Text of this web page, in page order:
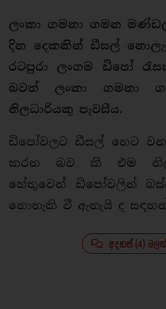
ලංකා ගමනා ගමන
දින දෙකකින් ඩීසල්
රටපුරා ලංගම ඩිපෝ
බවත් ලංකා ගමනා
නිලධාරියකු පැවසීය.
ඩිපෝවලට ඩීසල් හෙට වන
කරන බව කී එම
හේතුවෙන් ඩිපෝවලින්
නොහැකි වී ඇතැයි ද
අදහස් (4)